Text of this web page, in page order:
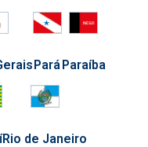
ParáParaíba
Rio de Janeiro